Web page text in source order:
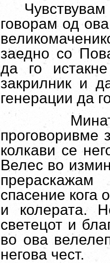
говорам од
заедно со
да го
закрилник и
генерации да
проговоривме
колкави се
Велес во
спасение кога
и колерата.
светецот и
во ова
негова чест.